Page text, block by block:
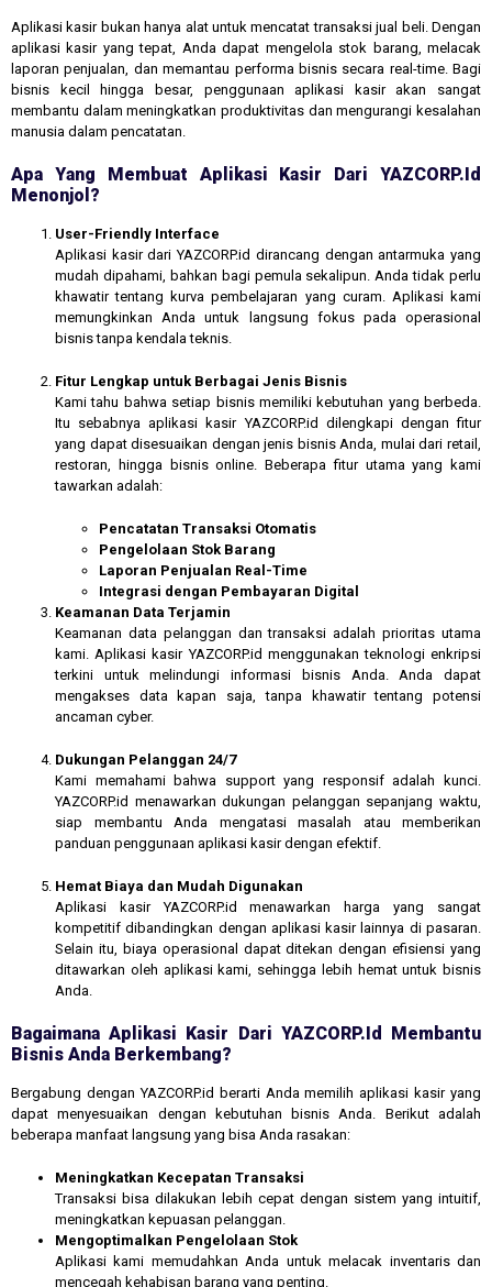
Aplikasi kasir bukan hanya alat untuk mencatat transaksi jual beli. Dengan
aplikasi kasir yang tepat, Anda dapat mengelola stok barang, melacak
laporan penjualan, dan memantau performa bisnis secara real-time. Bagi
bisnis kecil hingga besar, penggunaan aplikasi kasir akan sangat
membantu dalam meningkatkan produktivitas dan mengurangi kesalahan
manusia dalam pencatatan.
Apa Yang Membuat Aplikasi Kasir Dari YAZCORP.id
Menonjol?
User-Friendly Interface
Aplikasi kasir dari YAZCORP.id dirancang dengan antarmuka yang
mudah dipahami, bahkan bagi pemula sekalipun. Anda tidak perlu
khawatir tentang kurva pembelajaran yang curam. Aplikasi kami
memungkinkan Anda untuk langsung fokus pada operasional
bisnis tanpa kendala teknis.
Fitur Lengkap untuk Berbagai Jenis Bisnis
Kami tahu bahwa setiap bisnis memiliki kebutuhan yang berbeda.
Itu sebabnya aplikasi kasir YAZCORP.id dilengkapi dengan fitur
yang dapat disesuaikan dengan jenis bisnis Anda, mulai dari retail,
restoran, hingga bisnis online. Beberapa fitur utama yang kami
tawarkan adalah:
Pencatatan Transaksi Otomatis
Pengelolaan Stok Barang
Laporan Penjualan Real-Time
Integrasi dengan Pembayaran Digital
Keamanan Data Terjamin
Keamanan data pelanggan dan transaksi adalah prioritas utama
kami. Aplikasi kasir YAZCORP.id menggunakan teknologi enkripsi
terkini untuk melindungi informasi bisnis Anda. Anda dapat
mengakses data kapan saja, tanpa khawatir tentang potensi
ancaman cyber.
Dukungan Pelanggan 24/7
Kami memahami bahwa support yang responsif adalah kunci.
YAZCORP.id menawarkan dukungan pelanggan sepanjang waktu,
siap membantu Anda mengatasi masalah atau memberikan
panduan penggunaan aplikasi kasir dengan efektif.
Hemat Biaya dan Mudah Digunakan
Aplikasi kasir YAZCORP.id menawarkan harga yang sangat
kompetitif dibandingkan dengan aplikasi kasir lainnya di pasaran.
Selain itu, biaya operasional dapat ditekan dengan efisiensi yang
ditawarkan oleh aplikasi kami, sehingga lebih hemat untuk bisnis
Anda.
Bagaimana Aplikasi Kasir Dari YAZCORP.id Membantu
Bisnis Anda Berkembang?
Bergabung dengan YAZCORP.id berarti Anda memilih aplikasi kasir yang
dapat menyesuaikan dengan kebutuhan bisnis Anda. Berikut adalah
beberapa manfaat langsung yang bisa Anda rasakan:
Meningkatkan Kecepatan Transaksi
Transaksi bisa dilakukan lebih cepat dengan sistem yang intuitif,
meningkatkan kepuasan pelanggan.
Mengoptimalkan Pengelolaan Stok
Aplikasi kami memudahkan Anda untuk melacak inventaris dan
mencegah kehabisan barang yang penting.